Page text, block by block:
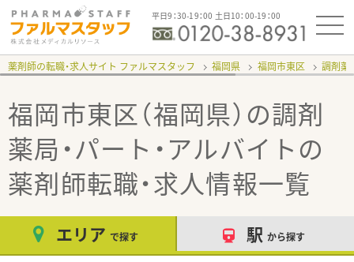
平日9：30-19：00 土日10：00-19：00
薬剤師の転職・求人サイト ファルマスタッフ 福岡県 福岡市東区 調剤薬
福岡市東区（福岡県）の調剤
薬局・パート・アルバイトの
薬剤師転職・求人情報一覧
エリア で探す 駅 から探す